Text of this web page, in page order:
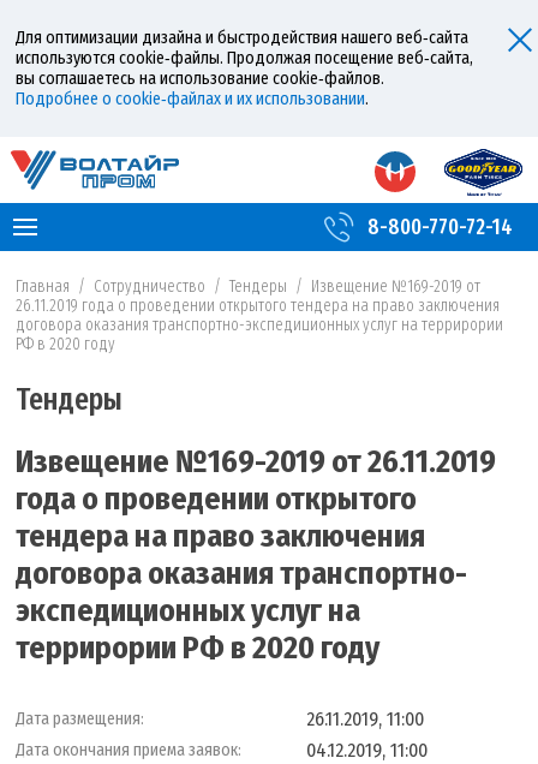
Для оптимизации дизайна и быстродействия нашего веб‑сайта
используются cookie‑файлы. Продолжая посещение веб‑сайта,
вы соглашаетесь на использование cookie‑файлов.
Подробнее о cookie‑файлах и их использовании.
8-800-770-72-14
Главная / Сотрудничество / Тендеры / Извещение №169-2019 от
26.11.2019 года о проведении открытого тендера на право заключения
договора оказания транспортно-экспедиционных услуг на террирории
РФ в 2020 году
Тендеры
Извещение №169-2019 от 26.11.2019
года о проведении открытого
тендера на право заключения
договора оказания транспортно-
экспедиционных услуг на
террирории РФ в 2020 году
Дата размещения: 26.11.2019, 11:00
Дата окончания приема заявок: 04.12.2019, 11:00